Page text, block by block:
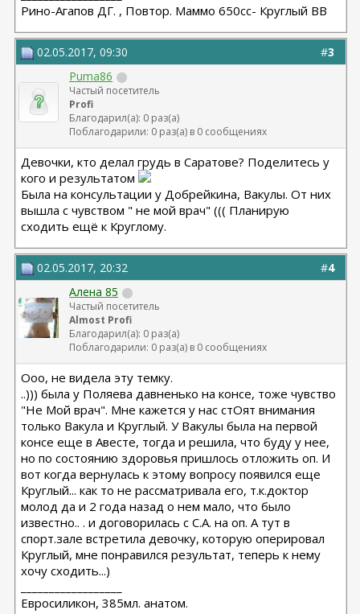
Рино-Агапов ДГ. , Повтор. Маммо 650сс- Круглый ВВ
#3
02.05.2017, 09:30
Puma86
Частый посетитель
Profi
Благодарил(а): 0 раз(а)
Поблагодарили: 0 раз(а) в 0 сообщениях
Девочки, кто делал грудь в Саратове? Поделитесь у
кого и результатом
Была на консультации у Добрейкина, Вакулы. От них
вышла с чувством " не мой врач" ((( Планирую
сходить ещё к Круглому.
#4
02.05.2017, 20:32
Алена 85
Частый посетитель
Almost Profi
Благодарил(а): 0 раз(а)
Поблагодарили: 0 раз(а) в 0 сообщениях
Ооо, не видела эту темку.
..))) была у Поляева давненько на консе, тоже чувство
"Не Мой врач". Мне кажется у нас стОят внимания
только Вакула и Круглый. У Вакулы была на первой
консе еще в Авесте, тогда и решила, что буду у нее,
но по состоянию здоровья пришлось отложить оп. И
вот когда вернулась к этому вопросу появился еще
Круглый... как то не рассматривала его, т.к.доктор
молод да и 2 года назад о нем мало, что было
известно.. . и договорилась с С.А. на оп. А тут в
спорт.зале встретила девочку, которую оперировал
Круглый, мне понравился результат, теперь к нему
хочу сходить...)
Евросиликон, 385мл. анатом.